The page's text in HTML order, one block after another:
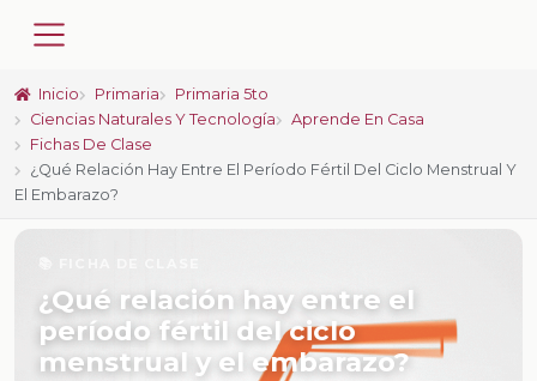
Inicio Primaria
Primaria 5to
Ciencias Naturales Y Tecnología
Aprende En Casa
Fichas De Clase
¿Qué Relación Hay Entre El Período Fértil Del Ciclo Menstrual Y
El Embarazo?
¿Qué relación hay entre el
período fértil del ciclo
menstrual y el embarazo?